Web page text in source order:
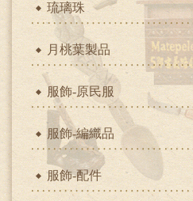
琉璃珠
月桃葉製品
服飾-原民服
服飾-編織品
服飾-配件